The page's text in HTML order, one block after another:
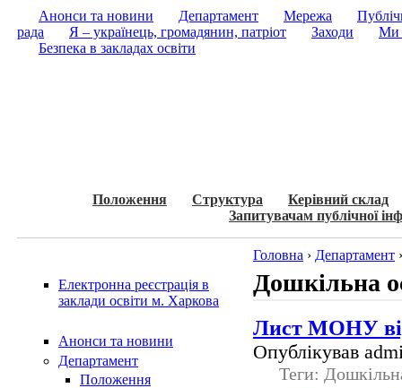
Анонси та новини Департамент Мережа
рада
Я – українець, громадянин, патріот Заходи
Ми
Безпека в закладах освіти
Положення Структура
Керівний склад
Запитувачам публічної
Електронна реєстрація в
заклади освіти м. Харкова
Анонси та новини
Департамент
Положення
Головна › Департамент
Дошкільна
Лист МОНУ
Опублікував
Теги: